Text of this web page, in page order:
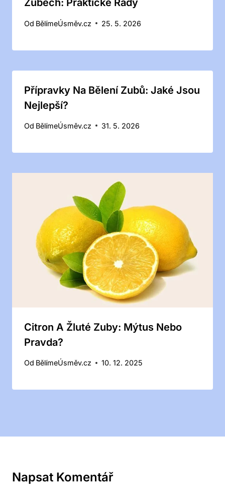
Zubech: Praktické Rady
Od BělímeÚsměv.cz 25. 5. 2026
Přípravky Na Bělení Zubů: Jaké Jsou
Nejlepší?
Od BělímeÚsměv.cz 31. 5. 2026
Citron A Žluté Zuby: Mýtus Nebo
Pravda?
Od BělímeÚsměv.cz 10. 12. 2025
Napsat Komentář